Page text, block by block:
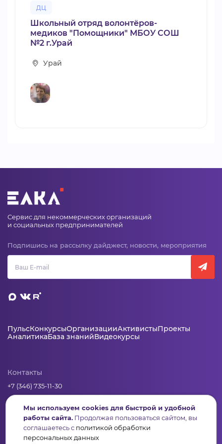
ДЦ
Школьный отряд волонтёров-
медиков "Помощники" МБОУ СОШ
№2 г.Урай
Урай
Сервис для некоммерческих организаций
и социальных предпринимателей
Подпишись на рассылку дайджест, новости, мероприятия
ПульсКонкурсыОрганизацииАктивистыПроекты
АналитикаБаза знанийВидеокурсы
Контакты
+7 (346) 735-11-30
elkanko@ugranko.ru
Адрес
628011, Россия, Ханты-Мансийский автономный округ – Югра,
Мы используем cookies для быстрой и удобной
работы сайта. Продолжая пользоваться сайтом, вы
соглашаетесь с политикой обработки
персональных данных